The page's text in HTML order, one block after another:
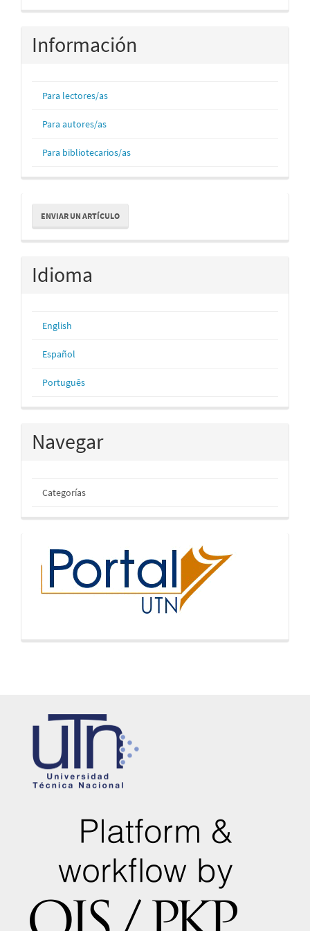
Información
Para lectores/as
Para autores/as
Para bibliotecarios/as
Enviar
un
artículo
ENVIAR UN ARTÍCULO
Idioma
English
Español
Português
Navegar
Categorías
inicio